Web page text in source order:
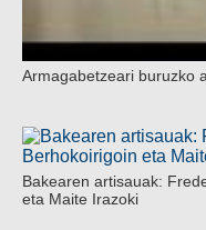
Armagabetzeari buruzko
Bakearen artisauak:
eta Maite Irazoki